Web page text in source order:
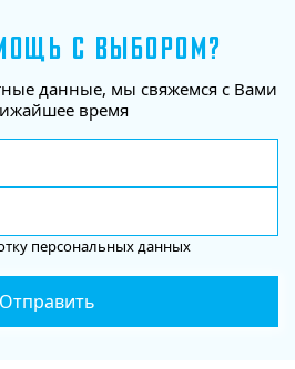
С ВЫБОРОМ?
данные, мы свяжемся с Вами
время
персональных данных